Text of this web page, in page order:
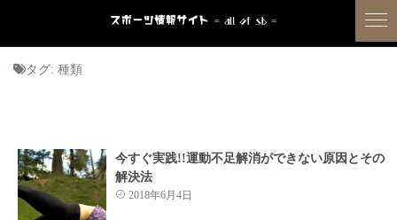
タグ: 種類
今すぐ実践!!運動不足解消ができない原因とその
解決法
2018年6月4日